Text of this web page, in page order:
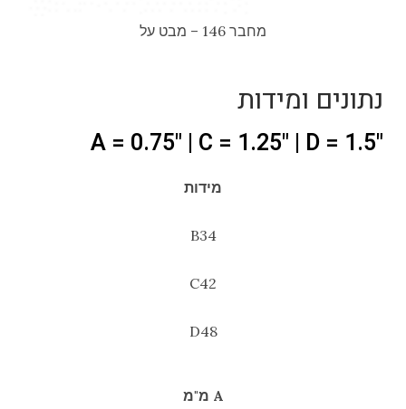
מחבר 146 – מבט על
נתונים ומידות
"A = 0.75" | C = 1.25" | D = 1.5
מידות
B34
C42
D48
A מ"מ